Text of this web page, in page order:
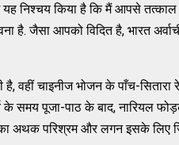
यह निश्चय किया है कि मैं आपसे
है. जैसा आपको विदित है, भारत
है, वहीं चाइनीज भोजन के पाँच-
के समय पूजा-पाठ के बाद, नारियल
का अथक परिश्रम और लगन इसके लिए